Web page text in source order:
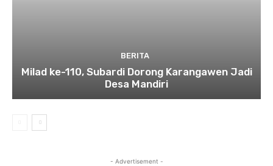
BERITA
Milad ke-110, Subardi Dorong Karangawen Jadi
Desa Mandiri
- Advertisement -